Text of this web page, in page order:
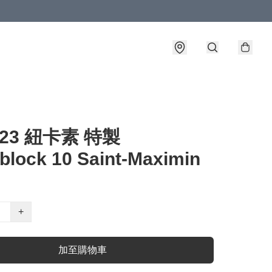
紐卡素 特製
10 Saint-Maximin
+
加至購物車